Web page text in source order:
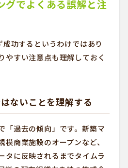
グでよくある誤解と注
功するというわけではあり
やすい注意点も理解しておく
ないことを理解する
「過去の傾向」です。新築マ
模商業施設のオープンなど、
タに反映されるまでタイムラ